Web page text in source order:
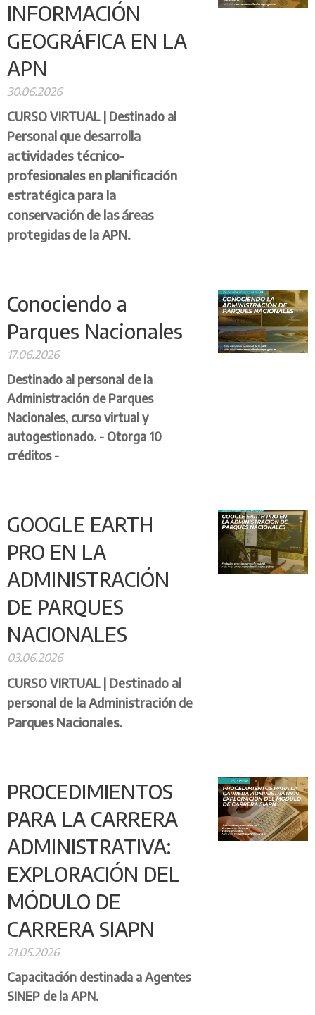
INFORMACIÓN
GEOGRÁFICA EN LA
APN
30.06.2026
CURSO VIRTUAL | Destinado al
Personal que desarrolla
actividades técnico-
profesionales en planificación
estratégica para la
conservación de las áreas
protegidas de la APN.
Conociendo a
Parques Nacionales
17.06.2026
Destinado al personal de la
Administración de Parques
Nacionales, curso virtual y
autogestionado. - Otorga 10
créditos -
GOOGLE EARTH
PRO EN LA
ADMINISTRACIÓN
DE PARQUES
NACIONALES
03.06.2026
CURSO VIRTUAL | Destinado al
personal de la Administración de
Parques Nacionales.
PROCEDIMIENTOS
PARA LA CARRERA
ADMINISTRATIVA:
EXPLORACIÓN DEL
MÓDULO DE
CARRERA SIAPN
21.05.2026
Capacitación destinada a Agentes
SINEP de la APN.